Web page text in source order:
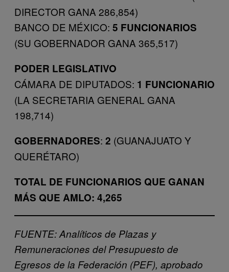
DIRECTOR GANA 286,854)
BANCO DE MÉXICO: 5 FUNCIONARIOS
(SU GOBERNADOR GANA 365,517)
PODER LEGISLATIVO
CÁMARA DE DIPUTADOS: 1 FUNCIONARIO
(LA SECRETARIA GENERAL GANA
198,714)
GOBERNADORES: 2 (GUANAJUATO Y
QUERÉTARO)
TOTAL DE FUNCIONARIOS QUE GANAN
MÁS QUE AMLO: 4,265
FUENTE: Analíticos de Plazas y
Remuneraciones del Presupuesto de
Egresos de la Federación (PEF), aprobado